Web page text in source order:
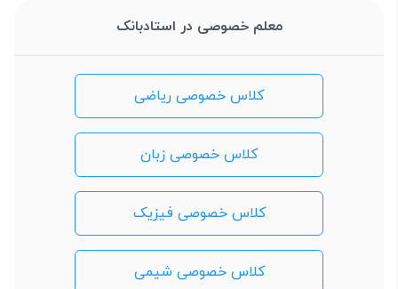
معلم خصوصی در استادبانک
کلاس خصوصی ریاضی
کلاس خصوصی زبان
کلاس خصوصی فیزیک
کلاس خصوصی شیمی